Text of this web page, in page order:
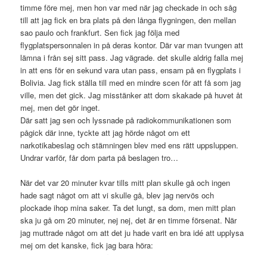
timme före mej, men hon var med när jag checkade in och såg
till att jag fick en bra plats på den långa flygningen, den mellan
sao paulo och frankfurt. Sen fick jag följa med
flygplatspersonnalen in på deras kontor. Där var man tvungen att
lämna i från sej sitt pass. Jag vägrade. det skulle aldrig falla mej
in att ens för en sekund vara utan pass, ensam på en flygplats i
Bolivia. Jag fick ställa till med en mindre scen för att få som jag
ville, men det gick. Jag misstänker att dom skakade på huvet åt
mej, men det gör inget.
Där satt jag sen och lyssnade på radiokommunikationen som
pågick där inne, tyckte att jag hörde något om ett
narkotikabeslag och stämningen blev med ens rätt uppsluppen.
Undrar varför, får dom parta på beslagen tro…
När det var 20 minuter kvar tills mitt plan skulle gå och ingen
hade sagt något om att vi skulle gå, blev jag nervös och
plockade ihop mina saker. Ta det lungt, sa dom, men mitt plan
ska ju gå om 20 minuter, nej nej, det är en timme försenat. När
jag muttrade något om att det ju hade varit en bra idé att upplysa
mej om det kanske, fick jag bara höra: